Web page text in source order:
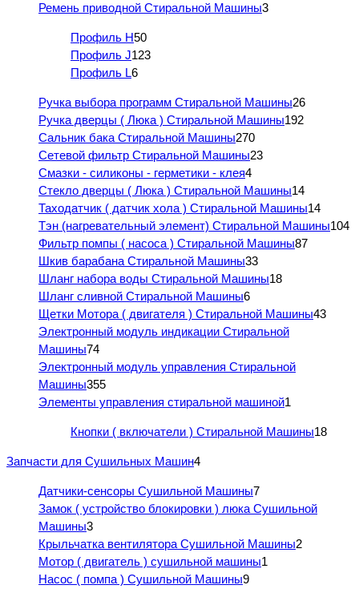
Ремень приводной Стиральной Машины3
Профиль H50
Профиль J123
Профиль L6
Ручка выбора программ Стиральной Машины26
Ручка дверцы ( Люка ) Стиральной Машины192
Сальник бака Стиральной Машины270
Сетевой фильтр Стиральной Машины23
Смазки - силиконы - герметики - клея4
Стекло дверцы ( Люка ) Стиральной Машины14
Таходатчик ( датчик хола ) Стиральной Машины14
Тэн (нагревательный элемент) Стиральной Машины104
Фильтр помпы ( насоса ) Стиральной Машины87
Шкив барабана Стиральной Машины33
Шланг набора воды Стиральной Машины18
Шланг сливной Стиральной Машины6
Щетки Мотора ( двигателя ) Стиральной Машины43
Электронный модуль индикации Стиральной
Машины74
Электронный модуль управления Стиральной
Машины355
Элементы управления стиральной машиной1
Кнопки ( включатели ) Стиральной Машины18
Запчасти для Сушильных Машин4
Датчики-сенсоры Сушильной Машины7
Замок ( устройство блокировки ) люка Сушильной
Машины3
Крыльчатка вентилятора Сушильной Машины2
Мотор ( двигатель ) сушильной машины1
Насос ( помпа ) Сушильной Машины9